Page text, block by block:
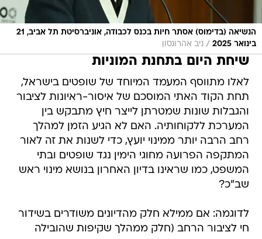
הנשיאה (בדימוס) אסתר חיות בכנס לכבודה, אוניברסיטת תל אביב, 21
בינואר 2025
/ ניב אהרונסון
שיחת היום בתחנת המוניות
לאלו מתווסף המעמד המיוחד של שופטים בישראל,
תחת הקוד האתי המוסכם של איסור-ראיונות לציבור
והגבלות שונות שמטרתן לייצר חיץ מתבקש בין
המערכת ללקוחותיה. האם לא הגיע הזמן למהלך
רחב הרבה יותר ממינוי יועץ, כדי לשנות את זה לאור
המתקפה הפרועה מחוגי הימין נגד שופטים ובתי
המשפט, כמו שראינו בדיון האחרון בנושא מינוי ראש
שב"כ?
לדוגמה: אם ממילא חלק מהדיונים משודרים בשידור
חי לציבור הרחב (חלק ממהלך שקיפות שהובילה